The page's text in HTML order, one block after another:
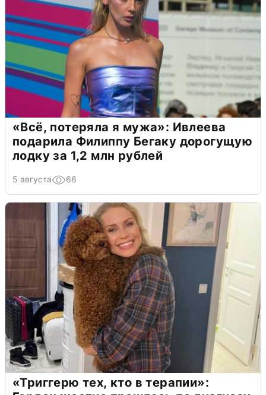
«Всё, потеряла я мужа»: Ивлеева
подарила Филиппу Бегаку дорогущую
лодку за 1,2 млн рублей
5 августа 66
«Триггерю тех, кто в терапии»: